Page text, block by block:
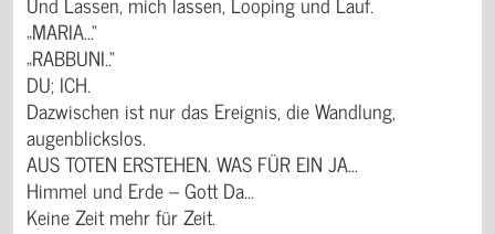
„MARIA...“
„RABBUNI..“
DU; ICH.
Dazwischen ist nur das Ereignis, die Wandlung,
augenblickslos.
AUS TOTEN ERSTEHEN. WAS FÜR EIN JA...
Himmel und Erde – Gott Da...
Keine Zeit mehr für Zeit.